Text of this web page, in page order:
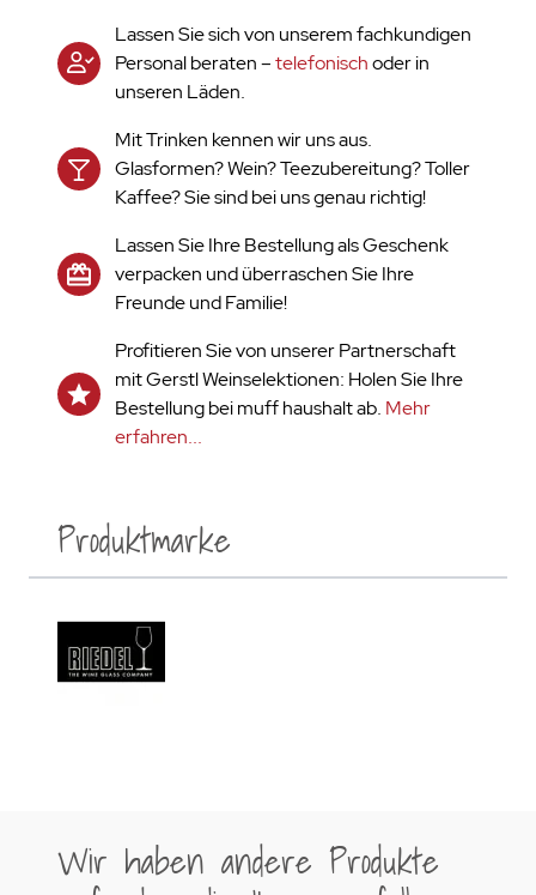
Lassen Sie sich von unserem fachkundigen
Personal beraten –telefonischoder in
unseren Läden.
Mit Trinken kennen wir uns aus.
Glasformen? Wein? Teezubereitung? Toller
Kaffee? Sie sind bei uns genau richtig!
Lassen Sie Ihre Bestellung als Geschenk
verpacken und überraschen Sie Ihre
Freunde und Familie!
Profitieren Sie von unserer Partnerschaft
mit Gerstl Weinselektionen: Holen Sie Ihre
Bestellung bei muff haushalt ab. Mehr
erfahren...
Produktmarke
Wir haben andere Produkte